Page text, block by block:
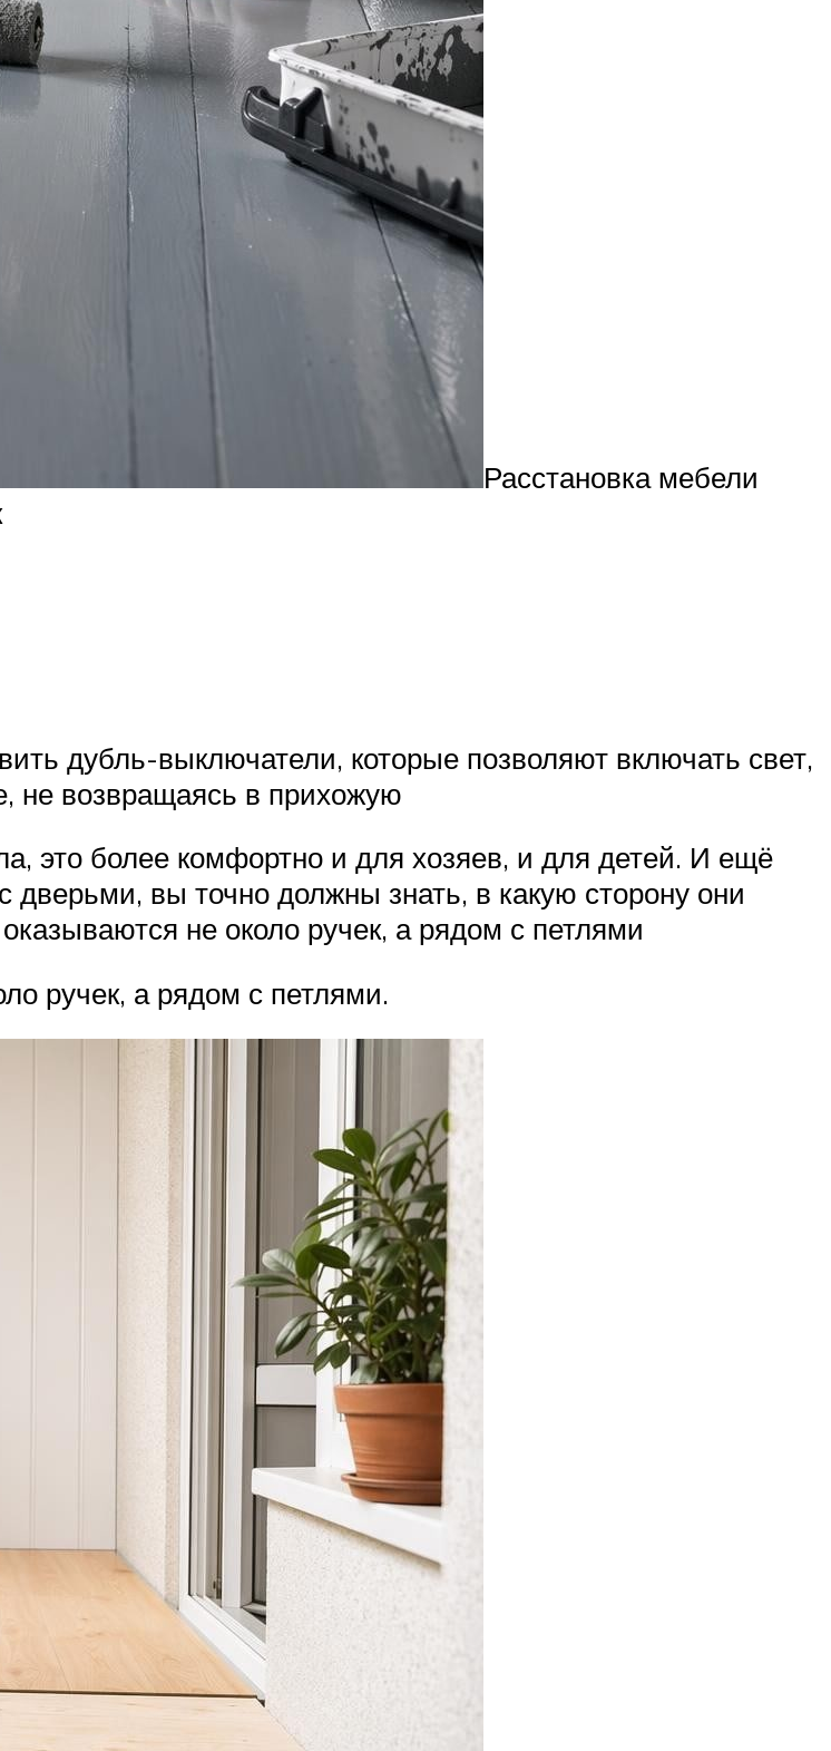
Расстановка мебели
дубль-выключатели, которые позволяют включать свет,
не возвращаясь в прихожую
это более комфортно и для хозяев, и для детей. И ещё
вы точно должны знать, в какую сторону они
не около ручек, а рядом с петлями
ручек, а рядом с петлями.